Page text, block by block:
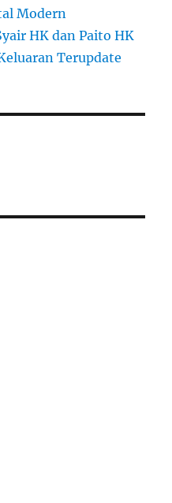
Modern
HK dan Paito HK
Terupdate